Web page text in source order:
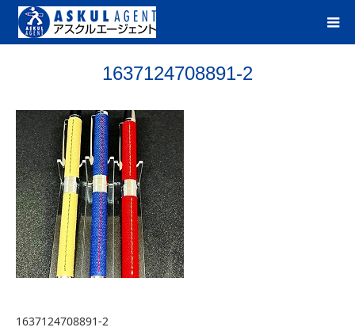
1637124708891-2
1637124708891-2